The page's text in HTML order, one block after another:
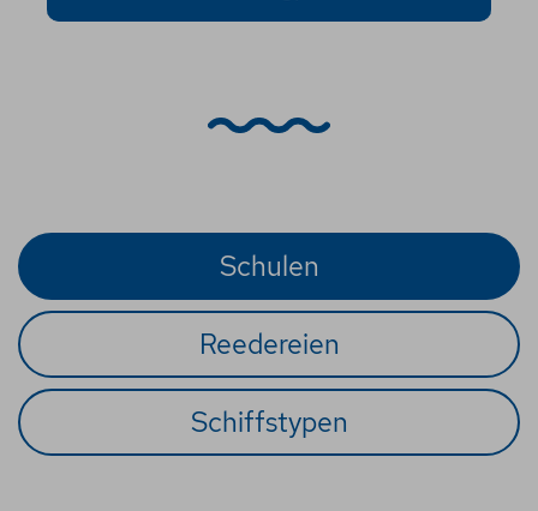
Schulen
Reedereien
Schiffstypen